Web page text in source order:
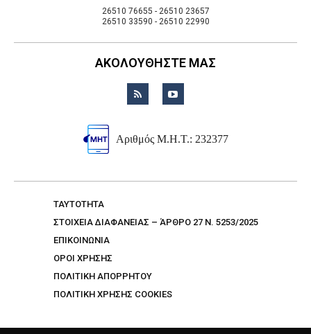
26510 76655 - 26510 23657
26510 33590 - 26510 22990
ΑΚΟΛΟΥΘΗΣΤΕ ΜΑΣ
Αριθμός Μ.Η.Τ.: 232377
TAYTOTHTA
ΣΤΟΙΧΕΙΑ ΔΙΑΦΑΝΕΙΑΣ – ΆΡΘΡΟ 27 Ν. 5253/2025
ΕΠΙΚΟΙΝΩΝΙΑ
ΟΡΟΙ ΧΡΗΣΗΣ
ΠΟΛΙΤΙΚΗ ΑΠΟΡΡΗΤΟΥ
ΠΟΛΙΤΙΚΗ ΧΡΗΣΗΣ COOKIES